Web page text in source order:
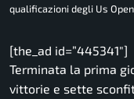
qualificazioni degli Us
[the_ad id=”445341″]
Terminata la prima
vittorie e sette